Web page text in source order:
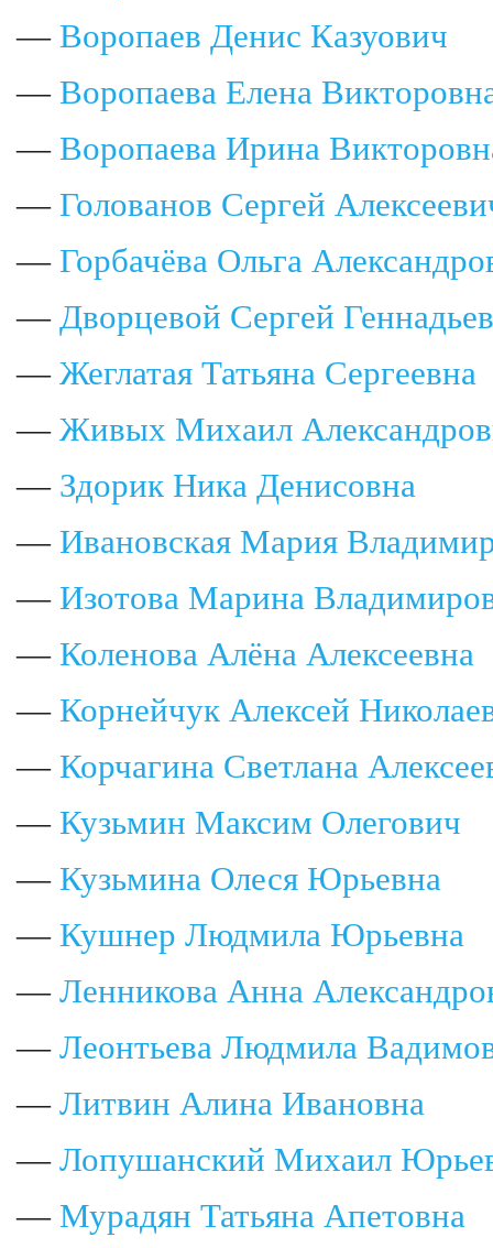
— Воропаев Денис Казуович
— Воропаева Елена
— Воропаева Ирина
— Голованов Сергей
— Горбачёва Ольга
— Дворцевой Сергей
— Жеглатая Татьяна Сергеевна
— Живых Михаил
— Здорик Ника Денисовна
— Ивановская Мария
— Изотова Марина
— Коленова Алёна Алексеевна
— Корнейчук Алексей
— Корчагина Светлана
— Кузьмин Максим Олегович
— Кузьмина Олеся Юрьевна
— Кушнер Людмила Юрьевна
— Ленникова Анна
— Леонтьева Людмила
— Литвин Алина Ивановна
— Лопушанский Михаил
— Мурадян Татьяна Апетовна